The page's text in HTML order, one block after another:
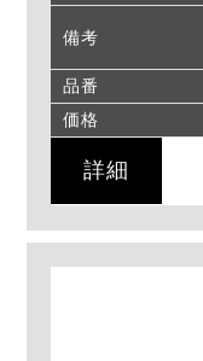
備考
品番
価格
詳細